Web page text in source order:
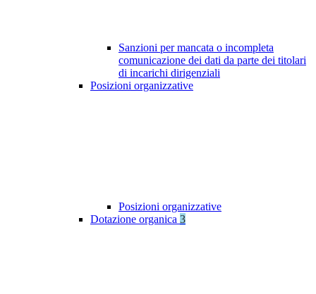
Sanzioni per mancata o incompleta
comunicazione dei dati da parte dei titolari
di incarichi dirigenziali
Posizioni organizzative
Posizioni organizzative
Dotazione organica 3